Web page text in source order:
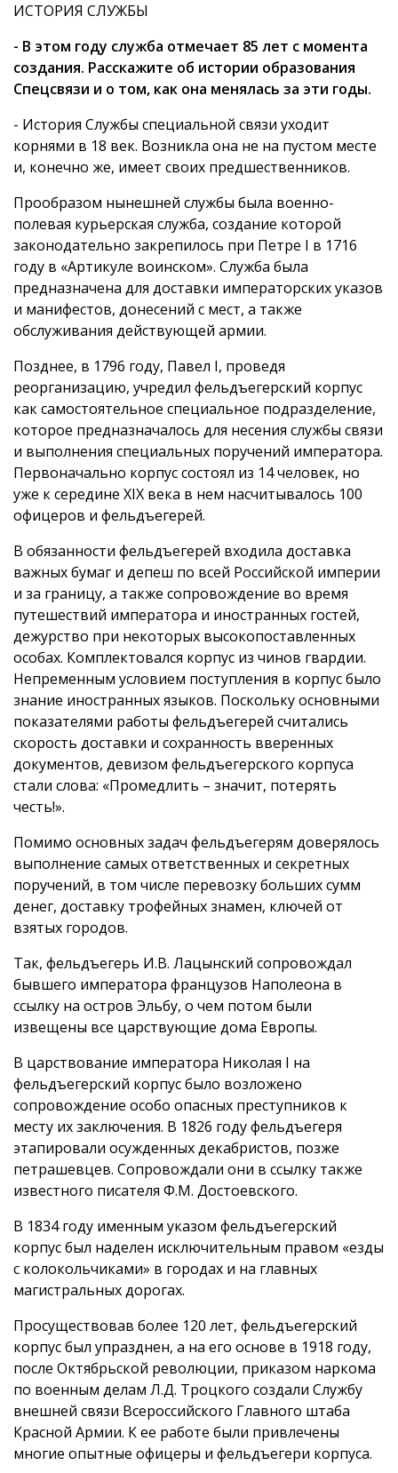
ИСТОРИЯ СЛУЖБЫ
- В этом году служба отмечает 85 лет с момента
создания. Расскажите об истории образования
Спецсвязи и о том, как она менялась за эти годы.
- История Службы специальной связи уходит
корнями в 18 век. Возникла она не на пустом месте
и, конечно же, имеет своих предшественников.
Прообразом нынешней службы была военно-
полевая курьерская служба, создание которой
законодательно закрепилось при Петре I в 1716
году в «Артикуле воинском». Служба была
предназначена для доставки императорских указов
и манифестов, донесений с мест, а также
обслуживания действующей армии.
Позднее, в 1796 году, Павел I, проведя
реорганизацию, учредил фельдъегерский корпус
как самостоятельное специальное подразделение,
которое предназначалось для несения службы связи
и выполнения специальных поручений императора.
Первоначально корпус состоял из 14 человек, но
уже к середине XIX века в нем насчитывалось 100
офицеров и фельдъегерей.
В обязанности фельдъегерей входила доставка
важных бумаг и депеш по всей Российской империи
и за границу, а также сопровождение во время
путешествий императора и иностранных гостей,
дежурство при некоторых высокопоставленных
особах. Комплектовался корпус из чинов гвардии.
Непременным условием поступления в корпус было
знание иностранных языков. Поскольку основными
показателями работы фельдъегерей считались
скорость доставки и сохранность вверенных
документов, девизом фельдъегерского корпуса
стали слова: «Промедлить – значит, потерять
честь!».
Помимо основных задач фельдъегерям доверялось
выполнение самых ответственных и секретных
поручений, в том числе перевозку больших сумм
денег, доставку трофейных знамен, ключей от
взятых городов.
Так, фельдъегерь И.В. Лацынский сопровождал
бывшего императора французов Наполеона в
ссылку на остров Эльбу, о чем потом были
извещены все царствующие дома Европы.
В царствование императора Николая I на
фельдъегерский корпус было возложено
сопровождение особо опасных преступников к
месту их заключения. В 1826 году фельдъегеря
этапировали осужденных декабристов, позже
петрашевцев. Сопровождали они в ссылку также
известного писателя Ф.М. Достоевского.
В 1834 году именным указом фельдъегерский
корпус был наделен исключительным правом «езды
с колокольчиками» в городах и на главных
магистральных дорогах.
Просуществовав более 120 лет, фельдъегерский
корпус был упразднен, а на его основе в 1918 году,
после Октябрьской революции, приказом наркома
по военным делам Л.Д. Троцкого создали Службу
внешней связи Всероссийского Главного штаба
Красной Армии. К ее работе были привлечены
многие опытные офицеры и фельдъегери корпуса.